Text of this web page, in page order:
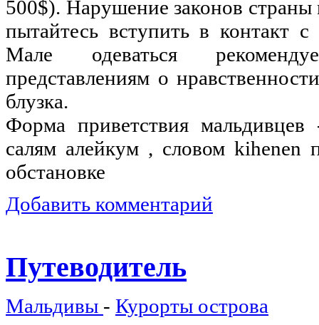
500$). Нарушение законов
пытайтесь вступить в
Мале одеваться
представлениям о
блузка.
Форма приветствия
салям алейкум , словом kihenen
обстановке
Добавить комментарий
Путеводитель
Мальдивы - Курорты острова